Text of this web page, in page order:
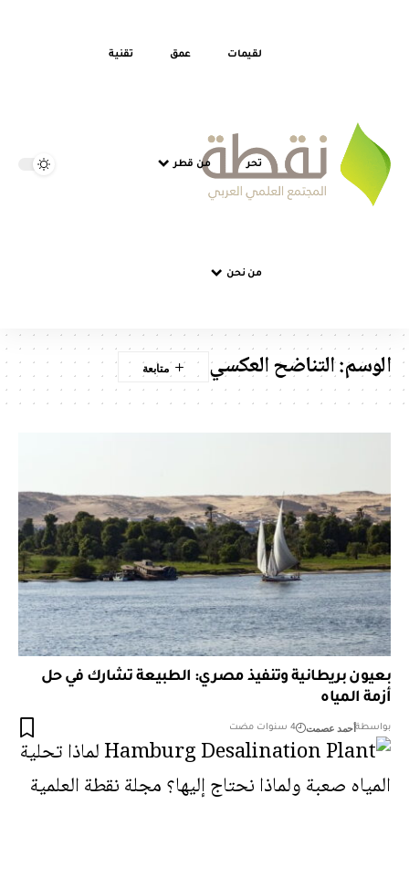
لقيمات عمق تقنية
تحر من قطر
من نحن
الوسم:التناضح العكسي
بعيون بريطانية وتنفيذ مصري: الطبيعة تشارك في حل
أزمة المياه
بواسطةأحمد عصمت 4 سنوات مضت